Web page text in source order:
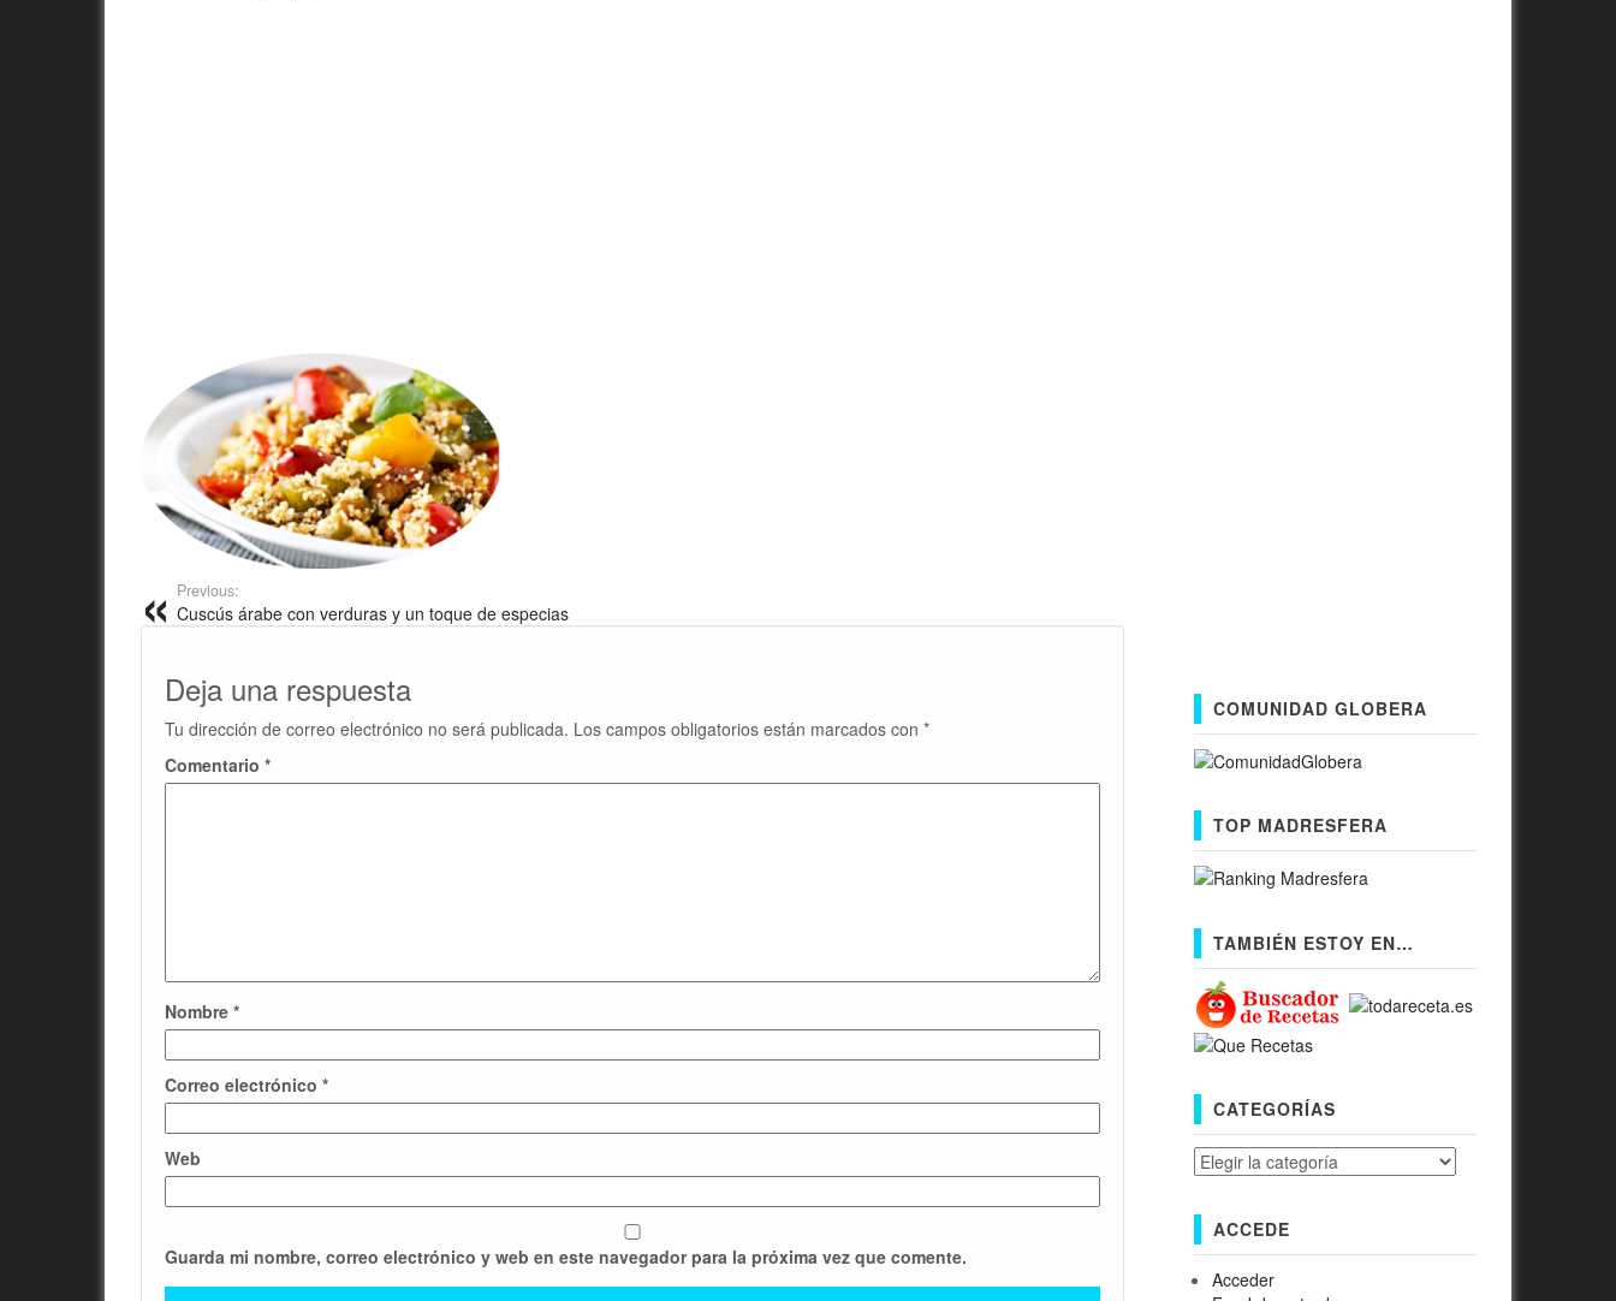
Previous:
Cuscús árabe con verduras y un toque de especias
Deja una respuesta
Tu dirección de correo electrónico no será publicada. Los campos obligatorios están marcados con *
Comentario *
Nombre *
Correo electrónico *
Web
Guarda mi nombre, correo electrónico y web en este navegador para la próxima vez que comente.
COMUNIDAD GLOBERA
TOP MADRESFERA
TAMBIÉN ESTOY EN…
CATEGORÍAS
Categorías
ACCEDE
Acceder